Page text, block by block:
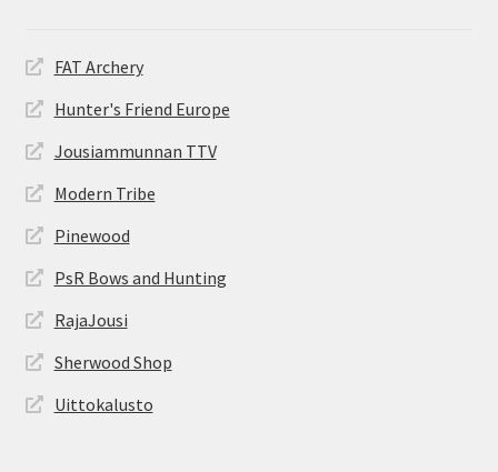
FAT Archery
Hunter's Friend Europe
Jousiammunnan TTV
Modern Tribe
Pinewood
PsR Bows and Hunting
RajaJousi
Sherwood Shop
Uittokalusto